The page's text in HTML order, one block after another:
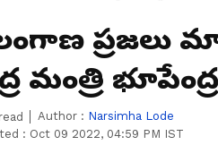
ప్రజలు
మంత్రి
Author : Narsimha Lode
: Oct 09 2022, 04:59 PM IST